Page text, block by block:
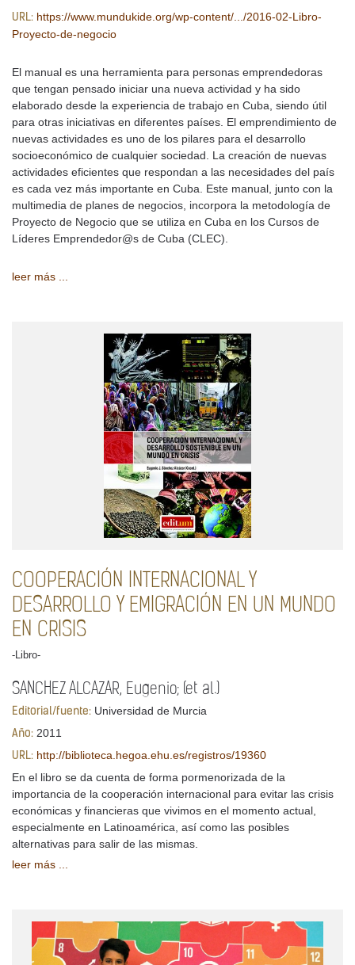
URL: https://www.mundukide.org/wp-content/.../2016-02-Libro-
Proyecto-de-negocio
El manual es una herramienta para personas emprendedoras
que tengan pensado iniciar una nueva actividad y ha sido
elaborado desde la experiencia de trabajo en Cuba, siendo útil
para otras iniciativas en diferentes países. El emprendimiento de
nuevas actividades es uno de los pilares para el desarrollo
socioeconómico de cualquier sociedad. La creación de nuevas
actividades eficientes que respondan a las necesidades del país
es cada vez más importante en Cuba. Este manual, junto con la
multimedia de planes de negocios, incorpora la metodología de
Proyecto de Negocio que se utiliza en Cuba en los Cursos de
Líderes Emprendedor@s de Cuba (CLEC).
leer más ...
COOPERACIÓN INTERNACIONAL Y
DESARROLLO Y EMIGRACIÓN EN UN MUNDO
EN CRISIS
-Libro-
SANCHEZ ALCAZAR, Eugenio; (et al.)
Editorial/fuente: Universidad de Murcia
Año: 2011
URL: http://biblioteca.hegoa.ehu.es/registros/19360
En el libro se da cuenta de forma pormenorizada de la
importancia de la cooperación internacional para evitar las crisis
económicas y financieras que vivimos en el momento actual,
especialmente en Latinoamérica, así como las posibles
alternativas para salir de las mismas.
leer más ...